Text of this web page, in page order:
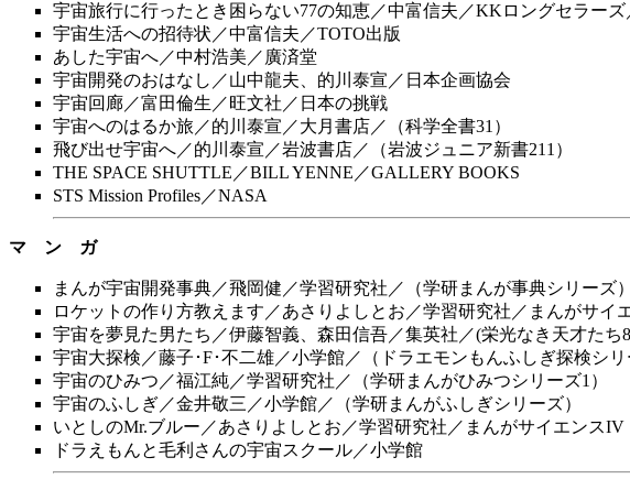
宇宙旅行に行ったとき困らない77の知恵／中富信夫／KKロングセラー
宇宙生活への招待状／中富信夫／TOTO出版
あした宇宙へ／中村浩美／廣済堂
宇宙開発のおはなし／山中龍夫、的川泰宣／日本企画協会
宇宙回廊／富田倫生／旺文社／日本の挑戦
宇宙へのはるか旅／的川泰宣／大月書店／（科学全書31）
飛び出せ宇宙へ／的川泰宣／岩波書店／（岩波ジュニア新書211）
THE SPACE SHUTTLE／BILL YENNE／GALLERY BOOKS
STS Mission Profiles／NASA
マ ン ガ
まんが宇宙開発事典／飛岡健／学習研究社／（学研まんが事典シリーズ）
ロケットの作り方教えます／あさりよしとお／学習研究社／まんがサイ
宇宙を夢見た男たち／伊藤智義、森田信吾／集英社／(栄光なき天才たち
宇宙大探検／藤子･F･不二雄／小学館／（ドラエモンもんふしぎ探検シリ
宇宙のひみつ／福江純／学習研究社／（学研まんがひみつシリーズ1）
宇宙のふしぎ／金井敬三／小学館／（学研まんがふしぎシリーズ）
いとしのMr.ブルー／あさりよしとお／学習研究社／まんがサイエンスIV
ドラえもんと毛利さんの宇宙スクール／小学館